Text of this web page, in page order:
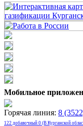
Мобильное
Горячая линия: 8
122 добавочный 0 (В Курганской